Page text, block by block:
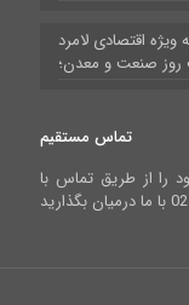
ویژه اقتصادی لامرد
روز صنعت و معدن؛
تماس مستقیم
را از طریق تماس با